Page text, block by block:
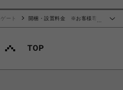
…
ート
開梱・設置料金 ※お客様専用